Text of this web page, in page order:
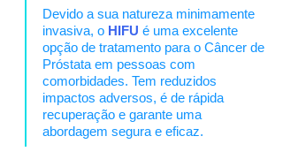
Devido a sua natureza minimamente
invasiva, o HIFU é uma excelente
opção de tratamento para o Câncer de
Próstata em pessoas com
comorbidades. Tem reduzidos
impactos adversos, é de rápida
recuperação e garante uma
abordagem segura e eficaz.